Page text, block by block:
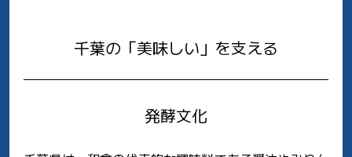
千葉の「美味しい」を支える
発酵文化